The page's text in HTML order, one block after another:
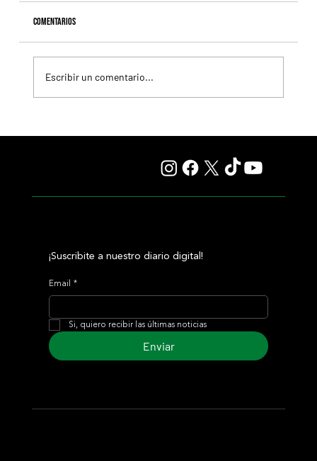
Comentarios
Escribir un comentario...
¡Suscribite a nuestro diario digital!
Email *
Si, quiero recibir las últimas noticias
Enviar